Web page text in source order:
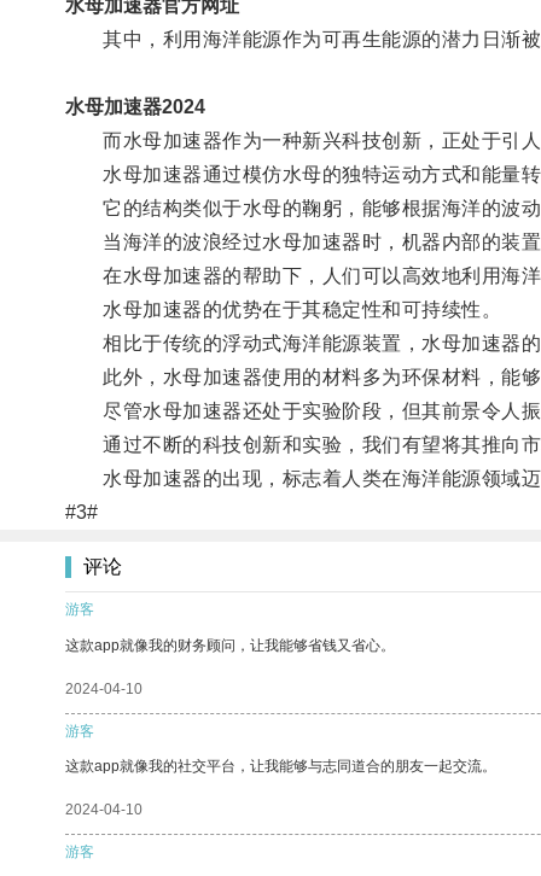
水母加速器官方网址
其中，利用海洋能源作为可再生能源的潜力日渐被
水母加速器2024
而水母加速器作为一种新兴科技创新，正处于引
水母加速器通过模仿水母的独特运动方式和能量转
它的结构类似于水母的鞠躬，能够根据海洋的波动
当海洋的波浪经过水母加速器时，机器内部的装置
在水母加速器的帮助下，人们可以高效地利用海洋
水母加速器的优势在于其稳定性和可持续性。
相比于传统的浮动式海洋能源装置，水母加速器的
此外，水母加速器使用的材料多为环保材料，能够
尽管水母加速器还处于实验阶段，但其前景令人
通过不断的科技创新和实验，我们有望将其推向市
水母加速器的出现，标志着人类在海洋能源领域迈
#3#
评论
游客
这款app就像我的财务顾问，让我能够省钱又省心。
2024-04-10
游客
这款app就像我的社交平台，让我能够与志同道合的朋友一起交流。
2024-04-10
游客